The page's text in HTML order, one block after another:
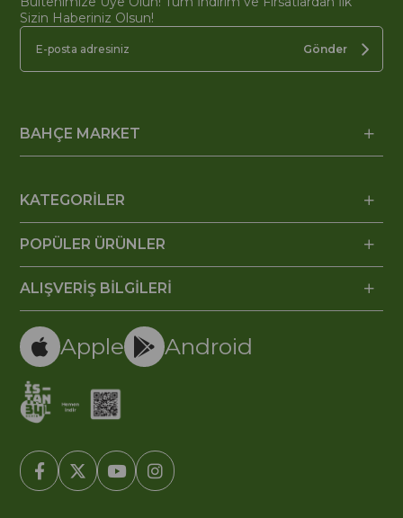
Sizin Haberiniz Olsun!
Gönder
BAHÇE MARKET
KATEGORİLER
POPÜLER ÜRÜNLER
ALIŞVERİŞ BİLGİLERİ
Apple Android